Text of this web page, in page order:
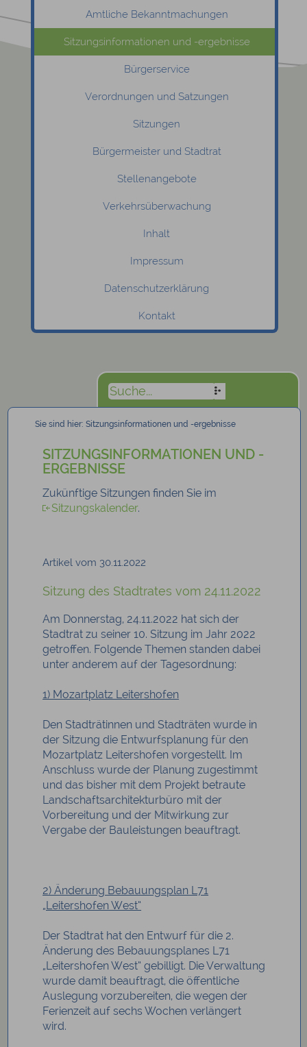
Amtliche Bekanntmachungen
Sitzungsinformationen und -ergebnisse
Bürgerservice
Verordnungen und Satzungen
Sitzungen
Bürgermeister und Stadtrat
Stellenangebote
Verkehrsüberwachung
Inhalt
Impressum
Datenschutzerklärung
Kontakt
Sie sind hier: Sitzungsinformationen und -ergebnisse
SITZUNGSINFORMATIONEN UND -
ERGEBNISSE
Zukünftige Sitzungen finden Sie im
Sitzungskalender.
Artikel vom 30.11.2022
Sitzung des Stadtrates vom 24.11.2022
Am Donnerstag, 24.11.2022 hat sich der
Stadtrat zu seiner 10. Sitzung im Jahr 2022
getroffen. Folgende Themen standen dabei
unter anderem auf der Tagesordnung:
1) Mozartplatz Leitershofen
Den Stadträtinnen und Stadträten wurde in
der Sitzung die Entwurfsplanung für den
Mozartplatz Leitershofen vorgestellt. Im
Anschluss wurde der Planung zugestimmt
und das bisher mit dem Projekt betraute
Landschaftsarchitekturbüro mit der
Vorbereitung und der Mitwirkung zur
Vergabe der Bauleistungen beauftragt.
2) Änderung Bebauungsplan L71
„Leitershofen West“
Der Stadtrat hat den Entwurf für die 2.
Änderung des Bebauungsplanes L71
„Leitershofen West“ gebilligt. Die Verwaltung
wurde damit beauftragt, die öffentliche
Auslegung vorzubereiten, die wegen der
Ferienzeit auf sechs Wochen verlängert
wird.